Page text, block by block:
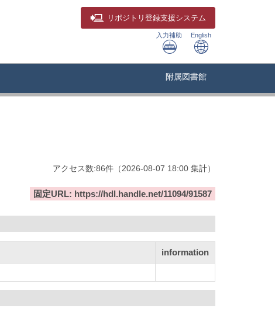
リポジトリ 登録支援システム
入力補助 English
附属図書館
アクセス数:86件 （2026-08-07 18:00 集計）
固定URL: https://hdl.handle.net/11094/91587
information